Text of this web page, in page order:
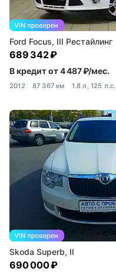
Ford Focus, III Рестайлинг
689 342 ₽
В кредит от 4 487 ₽/мес.
2012 87 367 км 1.8 л, 125 л.с.
Skoda Superb, II
690 000 ₽